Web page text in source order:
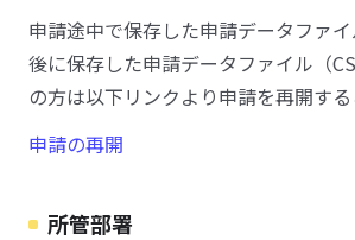
申請途中で保存した申請データファ
後に保存した申請データファイル（
の方は以下リンクより申請を再開する
申請の再開
所管部署